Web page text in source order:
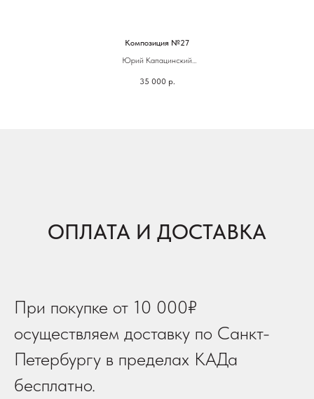
Композиция №27
Юрий Капацинский
24,5 х 30 см
35 000 р.
ОПЛАТА И ДОСТАВКА
При покупке от 10 000₽
осуществляем доставку по Санкт-
Петербургу в пределах КАДа
бесплатно.